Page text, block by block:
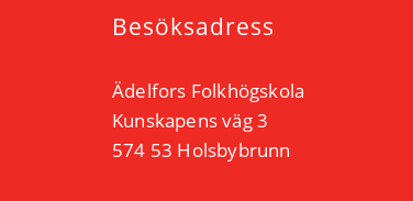
Besöksadress
Ädelfors Folkhögskola
Kunskapens väg 3
574 53 Holsbybrunn